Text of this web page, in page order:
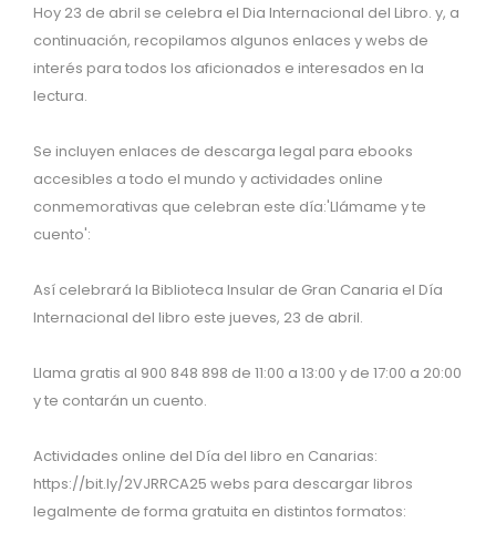
Hoy 23 de abril se celebra el Dia Internacional del Libro. y, a
continuación, recopilamos algunos enlaces y webs de
interés para todos los aficionados e interesados en la
lectura.
Se incluyen enlaces de descarga legal para ebooks
accesibles a todo el mundo y actividades online
conmemorativas que celebran este día:'Llámame y te
cuento':
Así celebrará la Biblioteca Insular de Gran Canaria el Día
Internacional del libro este jueves, 23 de abril.
Llama gratis al 900 848 898 de 11:00 a 13:00 y de 17:00 a 20:00
y te contarán un cuento.
Actividades online del Día del libro en Canarias:
https://bit.ly/2VJRRCA25 webs para descargar libros
legalmente de forma gratuita en distintos formatos: